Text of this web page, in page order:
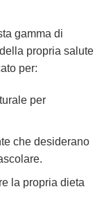
gamma di
propria salute
per:
per
che desiderano
la propria dieta